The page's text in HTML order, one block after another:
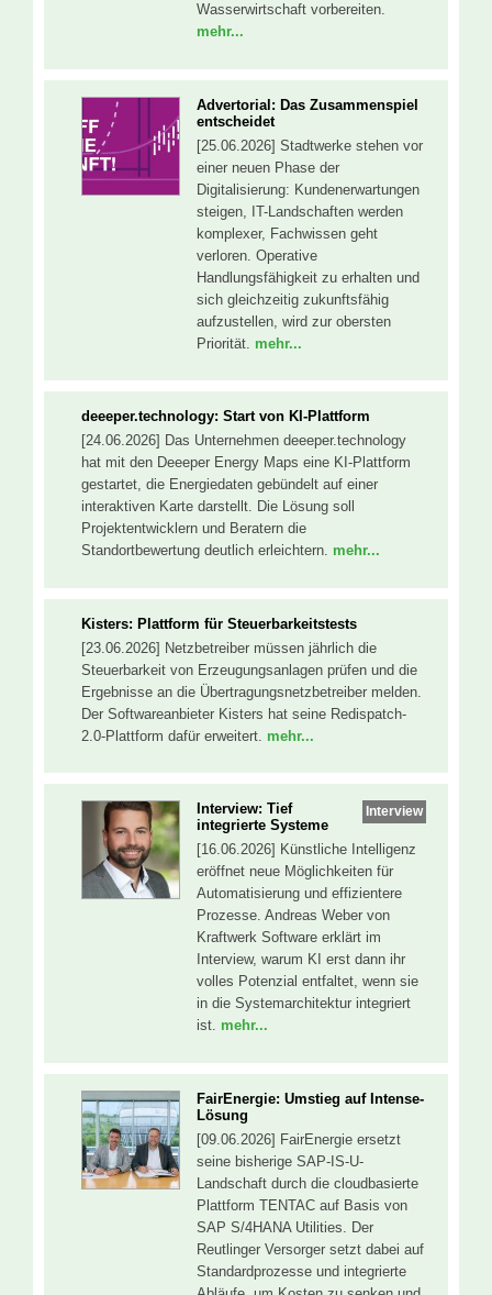
Wasserwirtschaft vorbereiten.
mehr...
Advertorial: Das Zusammenspiel
entscheidet
[25.06.2026] Stadtwerke stehen vor
einer neuen Phase der
Digitalisierung: Kundenerwartungen
steigen, IT-Landschaften werden
komplexer, Fachwissen geht
verloren. Operative
Handlungsfähigkeit zu erhalten und
sich gleichzeitig zukunftsfähig
aufzustellen, wird zur obersten
Priorität. mehr...
deeeper.technology: Start von KI-Plattform
[24.06.2026] Das Unternehmen deeeper.technology
hat mit den Deeeper Energy Maps eine KI-Plattform
gestartet, die Energiedaten gebündelt auf einer
interaktiven Karte darstellt. Die Lösung soll
Projektentwicklern und Beratern die
Standortbewertung deutlich erleichtern. mehr...
Kisters: Plattform für Steuerbarkeitstests
[23.06.2026] Netzbetreiber müssen jährlich die
Steuerbarkeit von Erzeugungsanlagen prüfen und die
Ergebnisse an die Übertragungsnetzbetreiber melden.
Der Softwareanbieter Kisters hat seine Redispatch-
2.0-Plattform dafür erweitert. mehr...
Interview
Interview: Tief
integrierte Systeme
[16.06.2026] Künstliche Intelligenz
eröffnet neue Möglichkeiten für
Automatisierung und effizientere
Prozesse. Andreas Weber von
Kraftwerk Software erklärt im
Interview, warum KI erst dann ihr
volles Potenzial entfaltet, wenn sie
in die Systemarchitektur integriert
ist. mehr...
FairEnergie: Umstieg auf Intense-
Lösung
[09.06.2026] FairEnergie ersetzt
seine bisherige SAP-IS-U-
Landschaft durch die cloudbasierte
Plattform TENTAC auf Basis von
SAP S/4HANA Utilities. Der
Reutlinger Versorger setzt dabei auf
Standardprozesse und integrierte